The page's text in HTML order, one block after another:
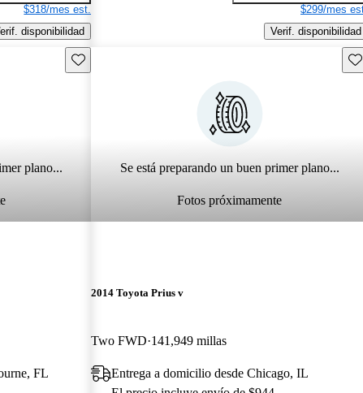
$318/mes est.
disponibilidad
$299/mes
Verif. disponibilidad
plano...
Guarda este Aviso
FL
Se está preparando un buen primer plano...
Fotos próximamente
2014 Toyota Prius v
Two FWD 141,949 millas
Entrega a domicilio desde Chicago, IL